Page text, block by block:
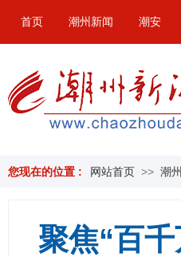
首页 潮州新闻 潮安
您现在的位置 : 网站首页 >> 潮
聚焦“百